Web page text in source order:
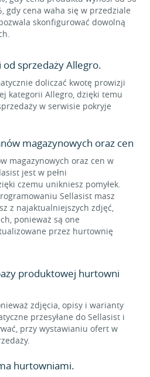
gdy cena waha się w przedziale
skonfigurować dowolną
sprzedaży Allegro.
doliczać kwotę prowizji
kategorii Allegro, dzięki temu
w serwisie pokryje
magazynowych oraz cen
magazynowych oraz cen w
jest w pełni
czemu unikniesz pomyłek.
Sellasist masz
z najaktualniejszych zdjęć,
ponieważ są one
przez hurtownię
produktowej hurtowni
zdjęcia, opisy i warianty
przesyłane do Sellasist i
przy wystawianiu ofert w
hurtowniami.